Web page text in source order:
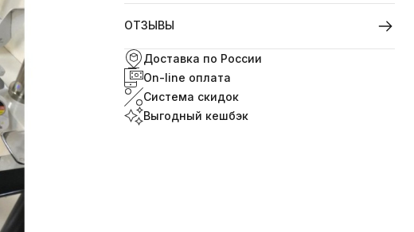
ОТЗЫВЫ
Доставка по России
On-line оплата
Система скидок
Выгодный кешбэк